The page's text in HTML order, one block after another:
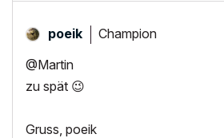
poeik Champion
@Martin
zu spät 😉
Gruss, poeik